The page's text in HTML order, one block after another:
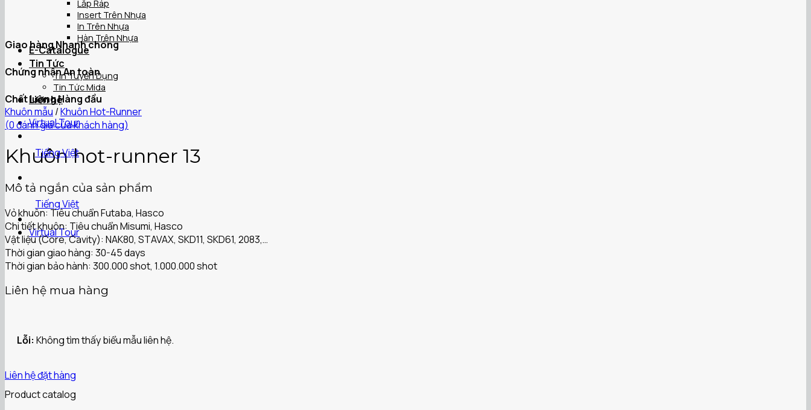
Lắp Ráp
Insert Trên Nhựa
In Trên Nhựa
Hàn Trên Nhựa
E-Catalogue
Tin Tức
Tin Tuyển Dụng
Tin Tức Mida
Liên hệ
Virtual Tour
Tiếng Việt
Tiếng Việt
Virtual Tour
Giao hàng Nhanh chóng
Chứng nhận An toàn
Chất lượng Hàng đầu
Khuôn mẫu /Khuôn Hot-Runner
(0đánh giá của khách hàng)
Khuôn hot-runner 13
Mô tả ngắn của sản phẩm
Vỏ khuôn: Tiêu chuẩn Futaba, Hasco
Chi tiết khuôn: Tiêu chuẩn Misumi, Hasco
Vật liệu (Core, Cavity): NAK80, STAVAX, SKD11, SKD61, 2083,…
Thời gian giao hàng: 30-45 days
Thời gian bảo hành: 300.000 shot, 1.000.000 shot
Liên hệ mua hàng
Lỗi: Không tìm thấy biểu mẫu liên hệ.
Liên hệ đặt hàng
Product catalog